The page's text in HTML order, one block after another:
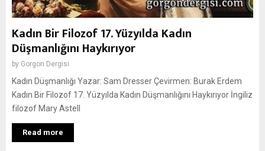
Kadın Bir Filozof 17. Yüzyılda Kadın
Düşmanlığını Haykırıyor
by Gorgon Dergisi
Kadın Düşmanlığı Yazar: Sam Dresser Çevirmen: Burak Erdem
Kadın Bir Filozof 17. Yüzyılda Kadın Düşmanlığını Haykırıyor İngiliz
filozof Mary Astell
Read more